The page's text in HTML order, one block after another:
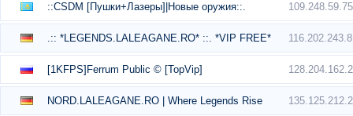
::CSDM [Пушки+Лазеры]|Новые оружия::.
.:: *LEGENDS.LALEAGANE.RO* ::. *VIP FREE*
[1KFPS]Ferrum Public © [TopVip]
NORD.LALEAGANE.RO | Where Legends Rise